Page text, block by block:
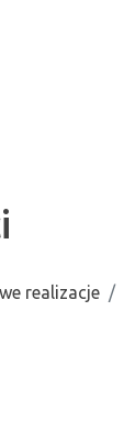
realizacje